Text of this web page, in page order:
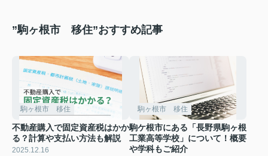
”駒ヶ根市 移住”おすすめ記事
駒ヶ根市 移住
不動産購入で固定資産税はかか
る？計算や支払い方法も解説
2025.12.16
駒ヶ根市 移住
駒ケ根市にある「長野県駒ヶ根
工業高等学校」について！概要
や学科もご紹介